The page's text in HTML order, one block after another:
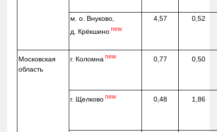
м. о. Внуково,
д. Крёкшино new
4,57 0,52
Московская
область
г. Коломна new 0,77 0,50
г. Щелково new 0,48 1,86